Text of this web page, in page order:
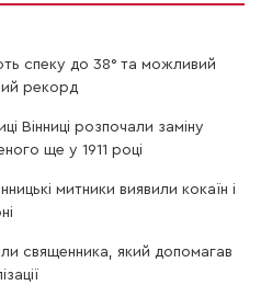
спеку до 38° та можливий
рекорд
Вінниці розпочали заміну
ще у 1911 році
митники виявили кокаїн і
священника, який допомагав